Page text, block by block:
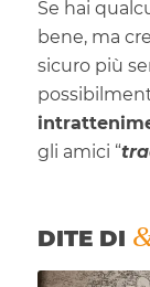
Se hai
bene, ma
sicuro più
gli amici “
DITE DI